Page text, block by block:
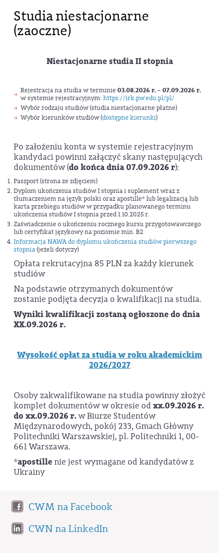
Studia niestacjonarne
(zaoczne)
Niestacjonarne studia II stopnia
Rejestracja na studia w terminie 03.08.2026 r. – 07.09.2026 r.
w systemie rejestracyjnym:https://irk.pw.edu.pl/pl/
Wybór rodzaju studiów (studia niestacjonarne płatne)
Wybór kierunków studiów (dostępne kierunki)
Po założeniu konta w systemie rejestracyjnym
kandydaci powinni załączyć skany następujących
dokumentów (do końca dnia 07.09.2026 r):
Paszport (strona ze zdjęciem)
Dyplom ukończenia studiów I stopnia i suplement wraz z
tłumaczeniem na język polski oraz apostille* lub legalizacją lub
karta przebiegu studiów w przypadku planowanego terminu
ukończenia studiów I stopnia przed 1.10.2025 r.
Zaświadczenie o ukończeniu rocznego kursu przygotowawczego
lub certyfikat językowy na poziomie min. B2
Informacja NAWA do dyplomu ukończenia studiów pierwszego
stopnia(jeżeli dotyczy)
Opłata rekrutacyjna 85 PLN za każdy kierunek
studiów
Na podstawie otrzymanych dokumentów
zostanie podjęta decyzja o kwalifikacji na studia.
Wyniki kwalifikacji zostaną ogłoszone do dnia
XX.09.2026 r.
Wysokość opłat za studia w roku akademickim
2026/2027
Osoby zakwalifikowane na studia powinny złożyć
komplet dokumentów w okresie odxx.09.2026 r.
do xx.09.2026 r.w Biurze Studentów
Międzynarodowych, pokój 233, Gmach Główny
Politechniki Warszawskiej, pl. Politechniki 1, 00-
661 Warszawa.
*apostillenie jest wymagane od kandydatów z
Ukrainy
CWM na Facebook
CWN na LinkedIn